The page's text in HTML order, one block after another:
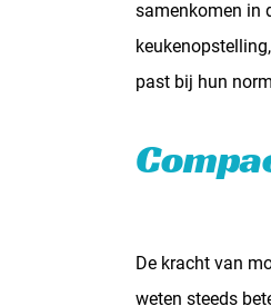
samenkomen in
past bij hun
De kracht van
weten steeds